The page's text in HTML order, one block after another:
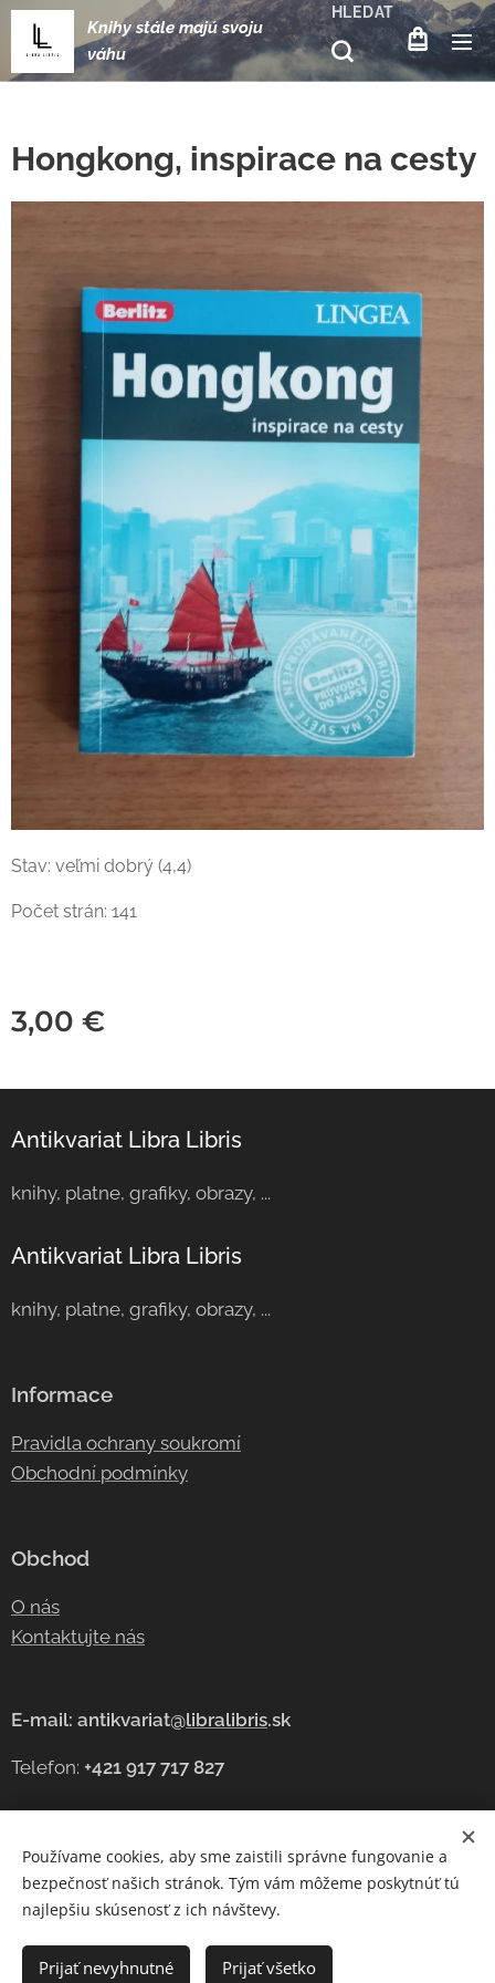
Knihy stále majú svoju
váhu
HLEDAT
Hongkong, inspirace na cesty
Stav: veľmi dobrý (4,4)
Počet strán: 141
3,00 €
Antikvariat Libra Libris
knihy, platne, grafiky, obrazy, ...
Antikvariat Libra Libris
knihy, platne, grafiky, obrazy, ...
Informace
Pravidla ochrany soukromí
Obchodní podmínky
Obchod
O nás
Kontaktujte nás
E-mail: antikvariat@libralibris.sk
Telefon: +421 917 717 827
Cookies
Jazyky
Čeština
Slovenčina English
Používame cookies, aby sme zaistili správne fungovanie a
bezpečnosť našich stránok. Tým vám môžeme poskytnúť tú
najlepšiu skúsenosť z ich návštevy.
Prijať nevyhnutné Prijať všetko